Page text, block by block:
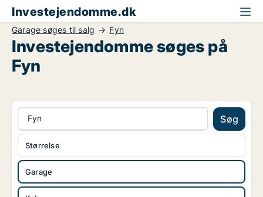
Investejendomme.dk
Garage søges til salg Fyn
Investejendomme søges på
Fyn
Fyn Søg
Garage
Størrelse